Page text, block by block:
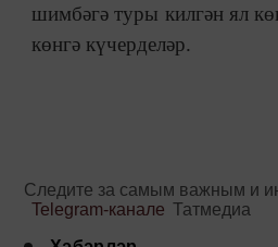
шимбәгә туры килгән ял
көнгә күчерделәр.
Следите за самым важным и
Telegram-канале Татмедиа